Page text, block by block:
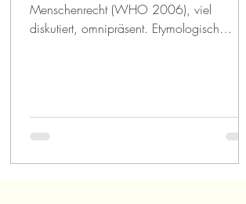
Menschenrecht (WHO 2006), viel
diskutiert, omnipräsent. Etymologisch